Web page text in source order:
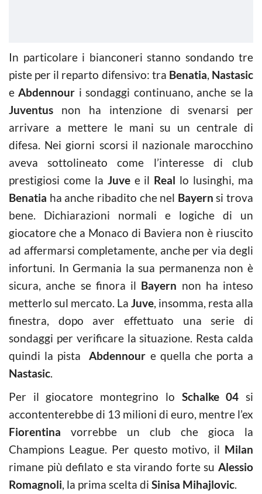
In particolare i bianconeri stanno sondando tre
piste per il reparto difensivo: tra Benatia, Nastasic
eAbdennour i sondaggi continuano, anche se la
Juventus non ha intenzione di svenarsi per
arrivare a mettere le mani su un centrale di
difesa. Nei giorni scorsi il nazionale marocchino
aveva sottolineato come l’interesse di club
prestigiosi come la Juvee il Real lo lusinghi, ma
Benatia ha anche ribadito che nel Bayern si trova
bene. Dichiarazioni normali e logiche di un
giocatore che a Monaco di Baviera non è riuscito
ad affermarsi completamente, anche per via degli
infortuni. In Germania la sua permanenza non è
sicura, anche se finora il Bayern non ha inteso
metterlo sul mercato. La Juve, insomma, resta alla
finestra, dopo aver effettuato una serie di
sondaggi per verificare la situazione. Resta calda
quindi la pistaAbdennour e quella che porta a
Nastasic.
Per il giocatore montegrino lo Schalke 04 si
accontenterebbe di 13 milioni di euro, mentre l’ex
Fiorentina vorrebbe un club che gioca la
Champions League. Per questo motivo, il Milan
rimane più defilato e sta virando forte su Alessio
Romagnoli, la prima scelta di Sinisa Mihajlovic.